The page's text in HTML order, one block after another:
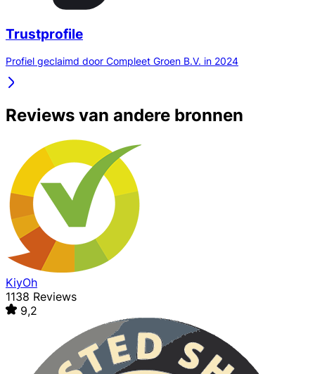
Trustprofile
Profiel geclaimd door Compleet Groen B.V. in 2024
Reviews van andere bronnen
KiyOh
1138 Reviews
9,2